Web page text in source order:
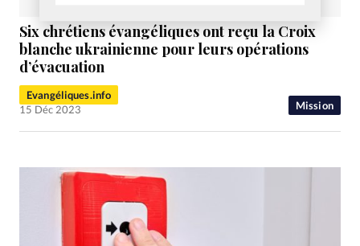
Mission
Six chrétiens évangéliques ont reçu la Croix
blanche ukrainienne pour leurs opérations
d’évacuation
Evangéliques.info
15 Déc 2023